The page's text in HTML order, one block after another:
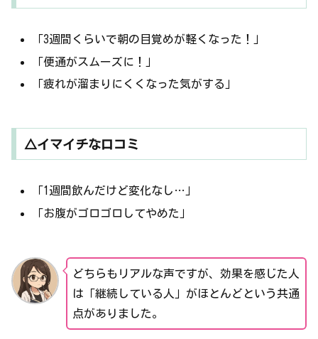
「3週間くらいで朝の目覚めが軽くなった！」
「便通がスムーズに！」
「疲れが溜まりにくくなった気がする」
△イマイチな口コミ
「1週間飲んだけど変化なし…」
「お腹がゴロゴロしてやめた」
どちらもリアルな声ですが、効果を感じた人
は「継続している人」がほとんどという共通
点がありました。